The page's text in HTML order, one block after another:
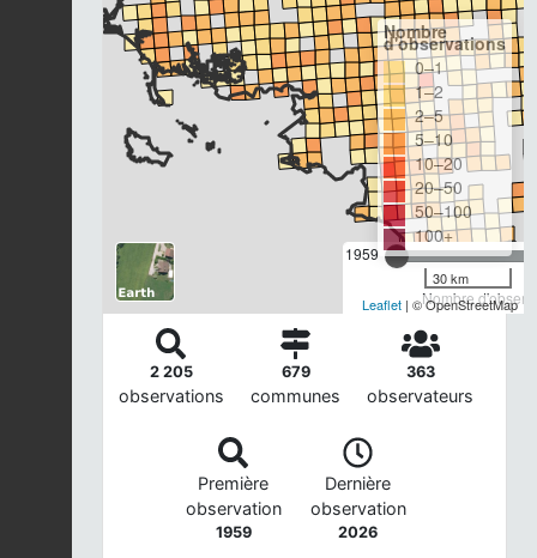
1959
Nombre
Nombre
d'observations
0–1
1–2
2–5
5–10
10–20
20–50
50–100
100+
30 km
Leaflet | © OpenStreetMap
2 205
observations
679
communes
363
observateurs
Première
observation
1959
Dernière
observation
2026